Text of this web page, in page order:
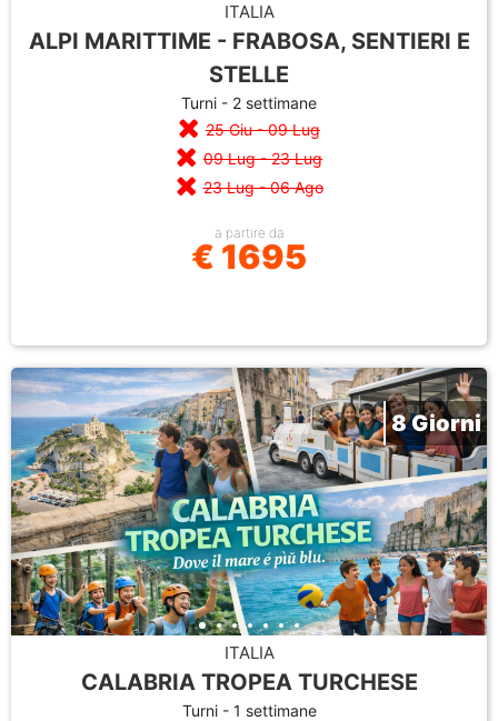
ITALIA
ALPI MARITTIME - FRABOSA, SENTIERI E
STELLE
Turni - 2 settimane
25 Giu - 09 Lug
09 Lug - 23 Lug
23 Lug - 06 Ago
a partire da
€ 1695
8 Giorni
ITALIA
CALABRIA TROPEA TURCHESE
Turni - 1 settimane